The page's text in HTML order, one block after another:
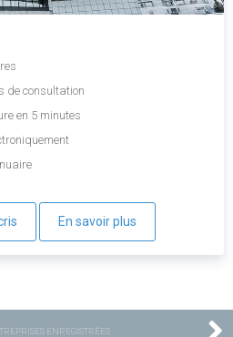
de consultation
en 5 minutes
En savoir plus
ENREGISTRÉES